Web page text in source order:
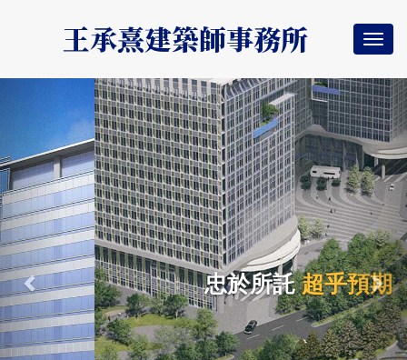
王承熹建築師事務所
忠於所託超乎預期
Previous